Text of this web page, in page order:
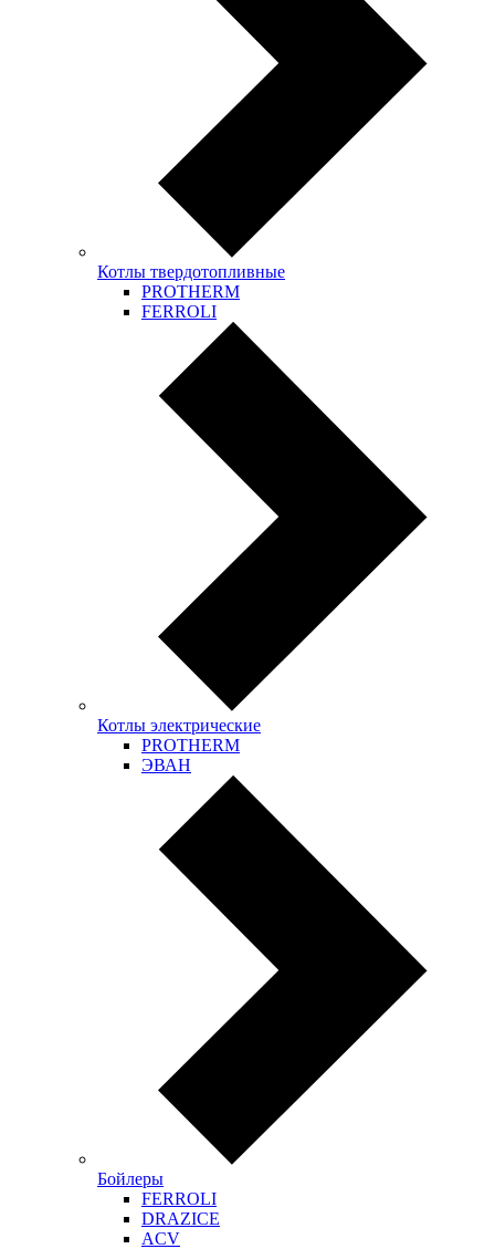
Котлы твердотопливные
PROTHERM
FERROLI
Котлы электрические
PROTHERM
ЭВАН
Бойлеры
FERROLI
DRAZICE
ACV